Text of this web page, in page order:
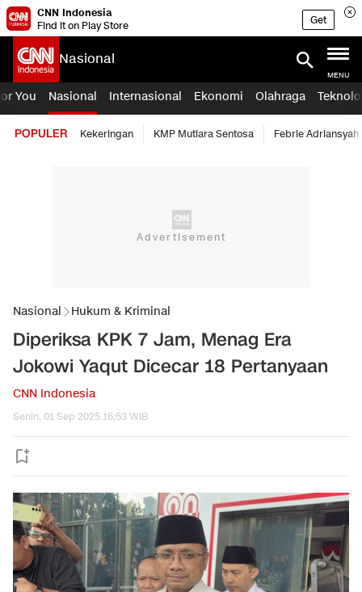
CNN Indonesia
Find it on Play Store
Get
Nasional
MENU
You Nasional Internasional Ekonomi Olahraga
POPULER Kekeringan KMP Mutiara Sentosa Febrie Adriansyah
Nasional Hukum & Kriminal
Diperiksa KPK 7 Jam, Menag Era
Jokowi Yaqut Dicecar 18 Pertanyaan
CNN Indonesia
Senin, 01 Sep 2025 16:53 WIB